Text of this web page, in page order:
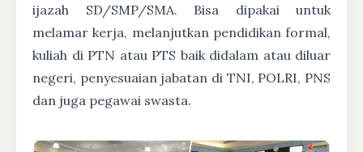
ijazah SD/SMP/SMA. Bisa dipakai untuk
melamar kerja, melanjutkan pendidikan formal,
kuliah di PTN atau PTS baik didalam atau diluar
negeri, penyesuaian jabatan di TNI, POLRI, PNS
dan juga pegawai swasta.